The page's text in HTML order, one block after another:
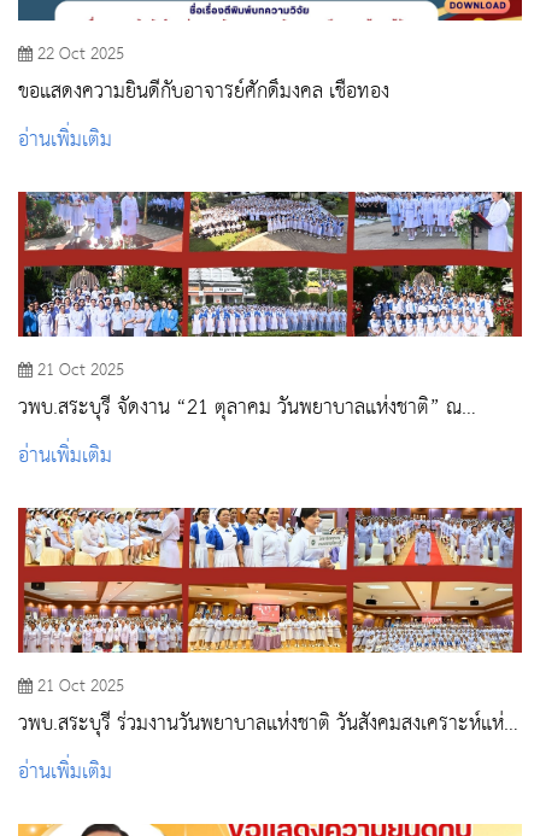
22 Oct 2025
ขอแสดงความยินดีกับอาจารย์ศักดิ์มงคล เชื้อทอง
อ่านเพิ่มเติม
21 Oct 2025
วพบ.สระบุรี จัดงาน “21 ตุลาคม วันพยาบาลแห่งชาติ” ณ
วิทยาลัยพยาบาลบรมราชชนนี สระบุรี
อ่านเพิ่มเติม
21 Oct 2025
วพบ.สระบุรี ร่วมงานวันพยาบาลแห่งชาติ วันสังคมสงเคราะห์แห่ง
ชาติ และวันทันตสาธารณสุขแห่งชาติ ประจำปี 2568 ณ โรง
พยาบาล สระบุรี
อ่านเพิ่มเติม